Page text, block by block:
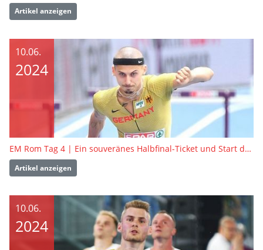
Artikel anzeigen
10.06.
2024
EM Rom Tag 4 | Ein souveränes Halbfinal-Ticket und Start des Zehnkampfs
Artikel anzeigen
10.06.
2024